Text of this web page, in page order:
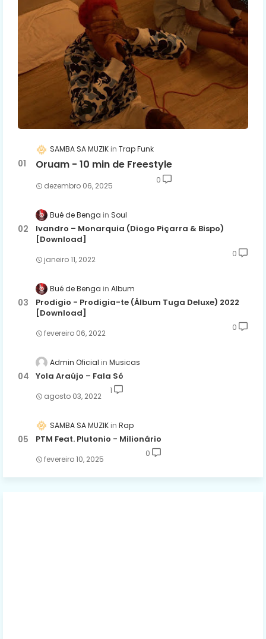
SAMBA SA MUZIK Trap Funk
Oruam - 10 min de Freestyle
dezembro 06, 2025
0
Bué de Benga Soul
Ivandro – Monarquia (Diogo Piçarra & Bispo)
[Download]
janeiro 11, 2022
0
Bué de Benga Album
Prodigio - Prodigia-te (Álbum Tuga Deluxe) 2022
[Download]
fevereiro 06, 2022
0
Admin Oficial Musicas
Yola Araújo – Fala Só
agosto 03, 2022
1
SAMBA SA MUZIK Rap
PTM Feat. Plutonio - Milionário
fevereiro 10, 2025
0